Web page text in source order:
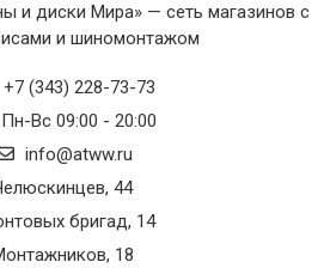
и диски Мира» — сеть магазинов с
и шиномонтажом
+7 (343) 228-73-73
Пн-Вс 09:00 - 20:00
info@atww.ru
44
бригад, 14
18